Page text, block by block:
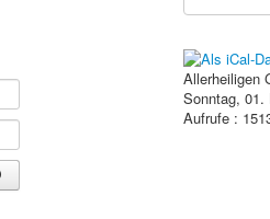
Allerheiligen
Sonntag, 01.
Aufrufe: